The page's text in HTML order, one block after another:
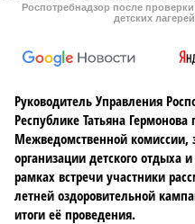
Роспотребнадзор после
детских
Руководитель Управления
Республике Татьяна
Межведомственной
организации детского отдыха
рамках встречи участники
летней оздоровительной
итоги её проведения.